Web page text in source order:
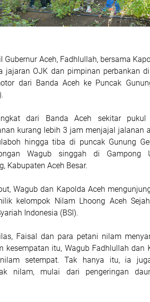
Gubernur Aceh, Fadhlullah, bersama
jajaran OJK dan pimpinan perbankan
dari Banda Aceh ke Puncak
dari Banda Aceh sekitar
kurang lebih 3 jam menjajal jalanan
hingga tiba di puncak Gunung
Wagub singgah di Gampong
Kabupaten Aceh Besar.
Wagub dan Kapolda Aceh
kelompok Nilam Lhoong Aceh
Indonesia (BSI).
Faisal dan para petani nilam
kesempatan itu, Wagub Fadhlullah dan
setempat. Tak hanya itu, ia
nilam, mulai dari pengeringan